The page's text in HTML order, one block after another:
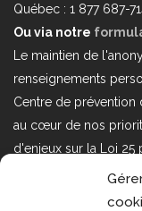
Québec : 1 877 687-
Ou via notre
Le maintien de
renseignements
Centre de prévention
au cœur de nos
d'enjeux sur la Loi 25
personnels dans le
nous à l'adresse